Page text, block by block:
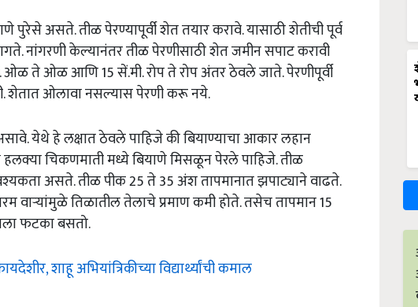
असते. तीळ पेरण्यापूर्वी शेत तयार करावे. यासाठी शेतीची पूर्व
नांगरणी केल्यानंतर तीळ पेरणीसाठी शेत जमीन सपाट करावी
ओळ ते ओळ आणि 15 सें.मी. रोप ते रोप अंतर ठेवले जाते. पेरणीपूर्वी
शेतात ओलावा नसल्यास पेरणी करू नये.
येथे हे लक्षात ठेवले पाहिजे की बियाण्याचा आकार लहान
चिकणमाती मध्ये बियाणे मिसळून पेरले पाहिजे. तीळ
असते. तीळ पीक 25 ते 35 अंश तापमानात झपाट्याने वाढते.
वाऱ्यांमुळे तिळातील तेलाचे प्रमाण कमी होते. तसेच तापमान 15
फटका बसतो.
शाहू अभियांत्रिकीच्या विद्यार्थ्यांची कमाल